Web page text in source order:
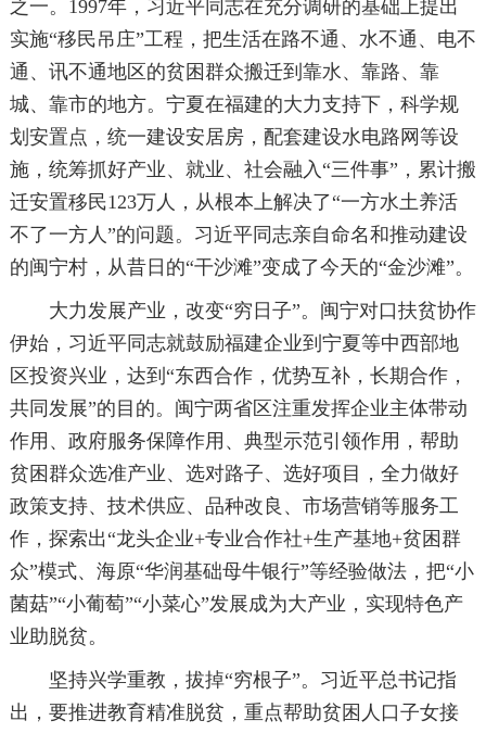
之一。1997年，习近平同志在充分调研的基础上提出
实施“移民吊庄”工程，把生活在路不通、水不通、电不
通、讯不通地区的贫困群众搬迁到靠水、靠路、靠
城、靠市的地方。宁夏在福建的大力支持下，科学规
划安置点，统一建设安居房，配套建设水电路网等设
施，统筹抓好产业、就业、社会融入“三件事”，累计搬
迁安置移民123万人，从根本上解决了“一方水土养活
不了一方人”的问题。习近平同志亲自命名和推动建设
的闽宁村，从昔日的“干沙滩”变成了今天的“金沙滩”。
大力发展产业，改变“穷日子”。闽宁对口扶贫协作
伊始，习近平同志就鼓励福建企业到宁夏等中西部地
区投资兴业，达到“东西合作，优势互补，长期合作，
共同发展”的目的。闽宁两省区注重发挥企业主体带动
作用、政府服务保障作用、典型示范引领作用，帮助
贫困群众选准产业、选对路子、选好项目，全力做好
政策支持、技术供应、品种改良、市场营销等服务工
作，探索出“龙头企业+专业合作社+生产基地+贫困群
众”模式、海原“华润基础母牛银行”等经验做法，把“小
菌菇”“小葡萄”“小菜心”发展成为大产业，实现特色产
业助脱贫。
坚持兴学重教，拔掉“穷根子”。习近平总书记指
出，要推进教育精准脱贫，重点帮助贫困人口子女接